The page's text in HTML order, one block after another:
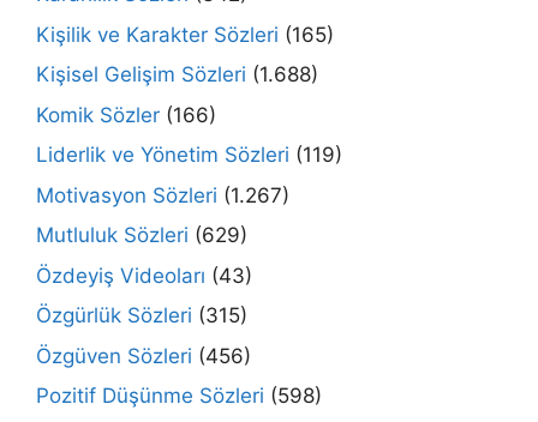
Kişilik ve Karakter Sözleri (165)
Kişisel Gelişim Sözleri (1.688)
Komik Sözler (166)
Liderlik ve Yönetim Sözleri (119)
Motivasyon Sözleri (1.267)
Mutluluk Sözleri (629)
Özdeyiş Videoları (43)
Özgürlük Sözleri (315)
Özgüven Sözleri (456)
Pozitif Düşünme Sözleri (598)